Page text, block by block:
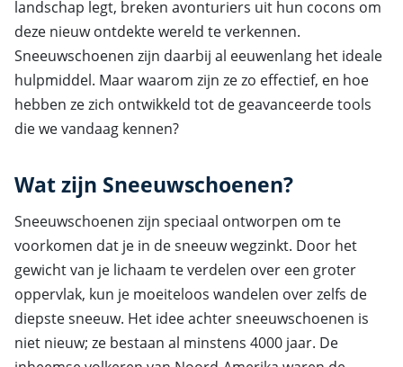
landschap legt, breken avonturiers uit hun cocons om
deze nieuw ontdekte wereld te verkennen.
Sneeuwschoenen zijn daarbij al eeuwenlang het ideale
hulpmiddel. Maar waarom zijn ze zo effectief, en hoe
hebben ze zich ontwikkeld tot de geavanceerde tools
die we vandaag kennen?
Wat zijn Sneeuwschoenen?
Sneeuwschoenen zijn speciaal ontworpen om te
voorkomen dat je in de sneeuw wegzinkt. Door het
gewicht van je lichaam te verdelen over een groter
oppervlak, kun je moeiteloos wandelen over zelfs de
diepste sneeuw. Het idee achter sneeuwschoenen is
niet nieuw; ze bestaan al minstens 4000 jaar. De